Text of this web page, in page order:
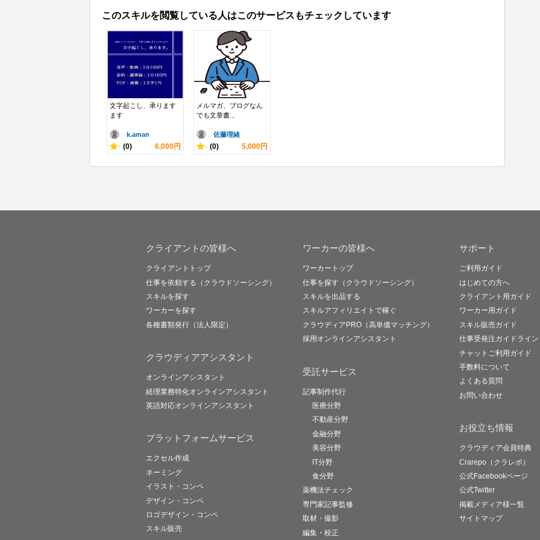
このスキルを閲覧している人はこのサービスもチェックしています
文字起こし、承ります
ます
k.aman
- (0) 6,000円
メルマガ、ブログなん
でも文章書...
佐藤理緒
- (0) 5,000円
クライアントの皆様へ
クライアントトップ
仕事を依頼する（クラウドソーシング）
スキルを探す
ワーカーを探す
各種書類発行（法人限定）
クラウディアアシスタント
オンラインアシスタント
経理業務特化オンラインアシスタント
英語対応オンラインアシスタント
プラットフォームサービス
エクセル作成
ネーミング
イラスト・コンペ
デザイン・コンペ
ロゴデザイン・コンペ
スキル販売
ワーカーの皆様へ
ワーカートップ
仕事を探す（クラウドソーシング）
スキルを出品する
スキルアフィリエイトで稼ぐ
クラウディアPRO（高単価マッチング）
採用オンラインアシスタント
受託サービス
記事制作代行
医療分野
不動産分野
金融分野
美容分野
IT分野
食分野
薬機法チェック
専門家記事監修
取材・撮影
編集・校正
サポート
ご利用ガイド
はじめての方へ
クライアント用ガイド
ワーカー用ガイド
スキル販売ガイド
仕事受発注ガイドライン
チャットご利用ガイド
手数料について
よくある質問
お問い合わせ
お役立ち情報
クラウディア会員特典
Crarepo（クラレポ）
公式Facebookページ
公式Twitter
掲載メディア様一覧
サイトマップ